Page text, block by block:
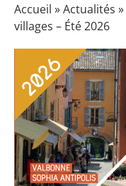
Accueil »Actualités »
villages – Été 2026